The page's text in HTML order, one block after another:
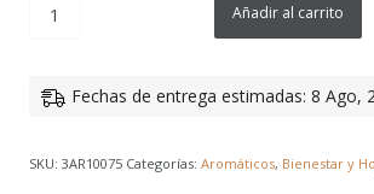
Añadir al carrito
Fechas de entrega estimadas: 8 Ago,
SKU: 3AR10075 Categorías: Aromáticos, Bienestar y